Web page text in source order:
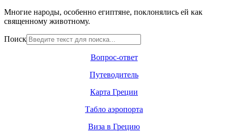
Многие народы, особенно египтяне, поклонялись ей как
священному животному.
Поиск
Вопрос-ответ
Путеводитель
Карта Греции
Табло аэропорта
Виза в Грецию